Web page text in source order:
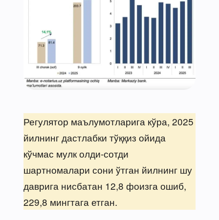
Регулятор маълумотларига кўра, 2025
йилнинг дастлабки тўққиз ойида
кўчмас мулк олди-сотди
шартномалари сони ўтган йилнинг шу
даврига нисбатан 12,8 фоизга ошиб,
229,8 мингтага етган.